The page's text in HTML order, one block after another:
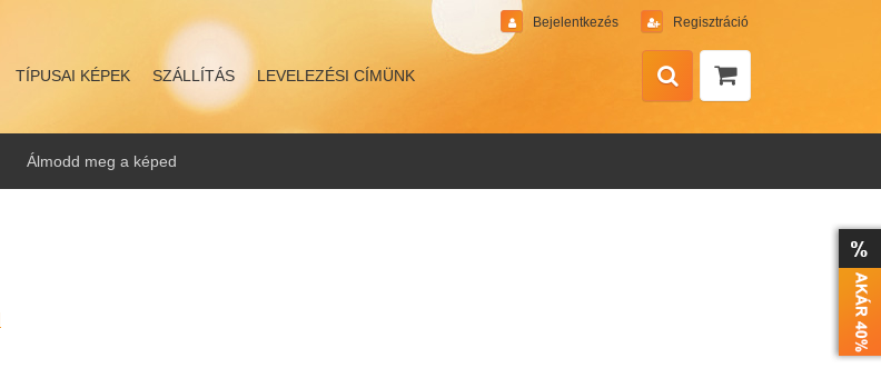
TÍPUSAI KÉPEK SZÁLLÍTÁS LEVELEZÉSI CÍMÜNK
Álmodd meg a képed
Bejelentkezés Regisztráció